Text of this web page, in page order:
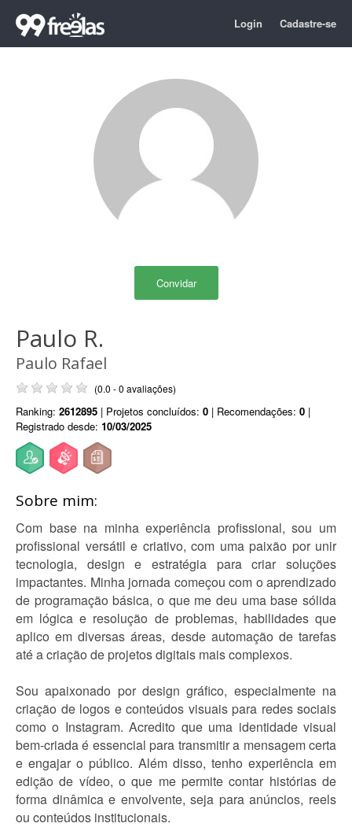
Login Cadastre-se
Convidar
Paulo R.
Paulo Rafael
(0.0 - 0 avaliações)
Ranking: 2612895 | Projetos concluídos: 0 | Recomendações: 0 |
Registrado desde: 10/03/2025
Sobre mim:
Com base na minha experiência profissional, sou um
profissional versátil e criativo, com uma paixão por unir
tecnologia, design e estratégia para criar soluções
impactantes. Minha jornada começou com o aprendizado
de programação básica, o que me deu uma base sólida
em lógica e resolução de problemas, habilidades que
aplico em diversas áreas, desde automação de tarefas
até a criação de projetos digitais mais complexos.
Sou apaixonado por design gráfico, especialmente na
criação de logos e conteúdos visuais para redes sociais
como o Instagram. Acredito que uma identidade visual
bem-criada é essencial para transmitir a mensagem certa
e engajar o público. Além disso, tenho experiência em
edição de vídeo, o que me permite contar histórias de
forma dinâmica e envolvente, seja para anúncios, reels
ou conteúdos institucionais.